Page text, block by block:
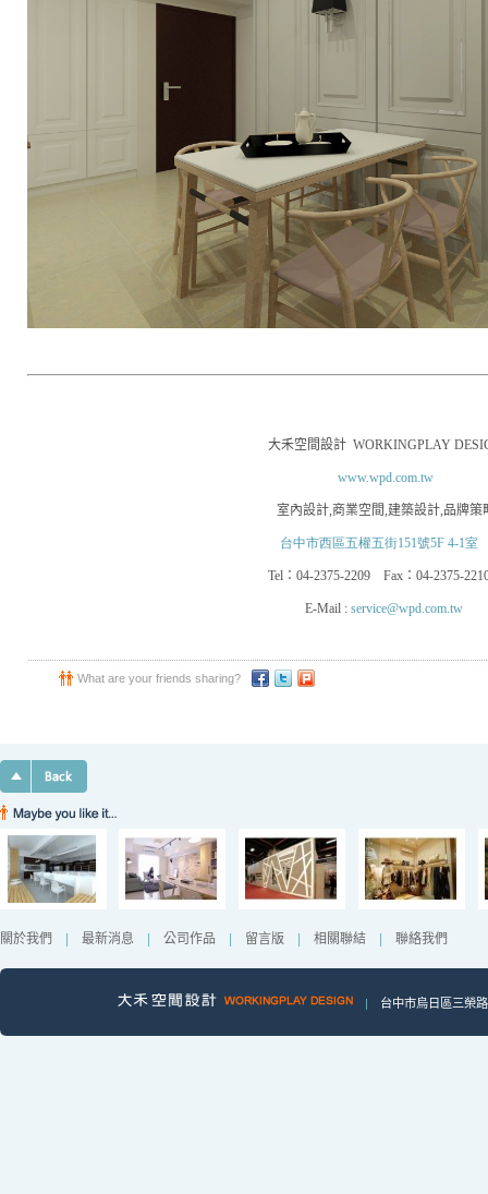
大禾空間設計 WORKINGPLAY
www.wpd.com.tw
室內設計,商業空間,建築設計,品牌策
台中市西區五權五街151號5F 4-1室
Tel ： 04-2375-2209 Fax ： 04-2375-
E-Mail : service@wpd.com.tw
What are your friends sharing?
關於我們 最新消息 公司作品 留言版 相關聯結 聯絡我們
| 台中市烏日區三榮